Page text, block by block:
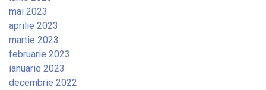
mai 2023
aprilie 2023
martie 2023
februarie 2023
ianuarie 2023
decembrie 2022